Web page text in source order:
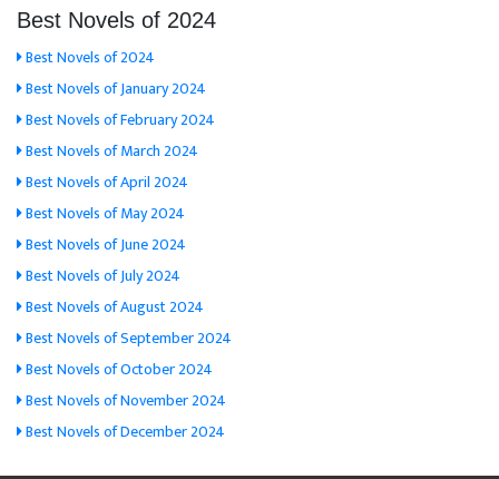
Best Novels of 2024
Best Novels of 2024
Best Novels of January 2024
Best Novels of February 2024
Best Novels of March 2024
Best Novels of April 2024
Best Novels of May 2024
Best Novels of June 2024
Best Novels of July 2024
Best Novels of August 2024
Best Novels of September 2024
Best Novels of October 2024
Best Novels of November 2024
Best Novels of December 2024